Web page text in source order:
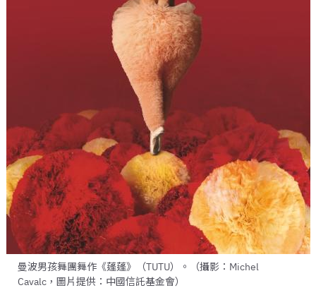
曼波男孩舞團舞作《蓬蓬》（TUTU）。（攝影：Michel
Cavalc，圖片提供：中國信託基金會）